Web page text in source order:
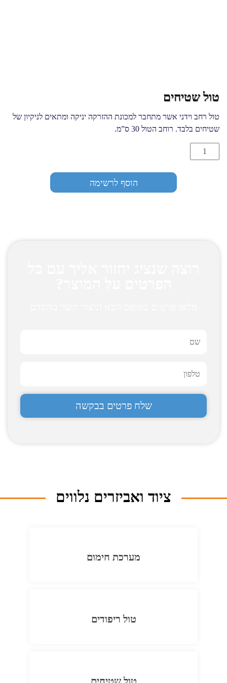
טול שטיחים
טול רחב וידני אשר מתחבר למכונת ההזרקה יניקה ומתאים לניקיון של
שטיחים בלבד. רוחב הטול 30 ס”מ.
הוסף לרשימה
ציוד ואביזרים נלווים
מערכת חימום
טול ריפודים